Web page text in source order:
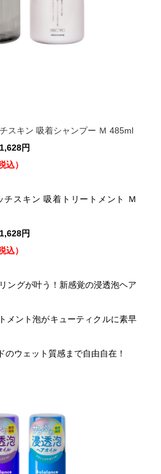
スキン 吸着シャンプー Ｍ 485ml
円
）
チスキン 吸着トリートメント Ｍ
円
）
ングが叶う！新感覚の浸透泡ヘア
メント泡がキューティクルに素早
のウェット質感まで自由自在！